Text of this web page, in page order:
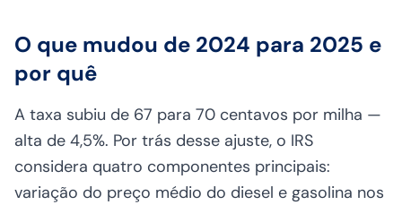
O que mudou de 2024 para 2025 e
por quê
A taxa subiu de 67 para 70 centavos por milha —
alta de 4,5%. Por trás desse ajuste, o IRS
considera quatro componentes principais:
variação do preço médio do diesel e gasolina nos